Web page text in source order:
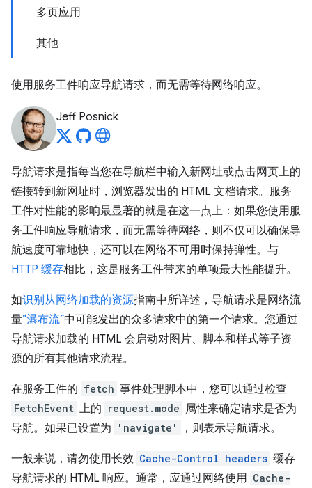
多页应用
其他
使用服务工件响应导航请求，而无需等待网络响应。
Jeff Posnick
导航请求是指每当您在导航栏中输入新网址或点击网页上的
链接转到新网址时，浏览器发出的 HTML 文档请求。服务
工件对性能的影响最显著的就是在这一点上：如果您使用服
务工件响应导航请求，而无需等待网络，则不仅可以确保导
航速度可靠地快，还可以在网络不可用时保持弹性。与
HTTP 缓存相比，这是服务工件带来的单项最大性能提升。
如识别从网络加载的资源指南中所详述，导航请求是网络流
量“瀑布流”中可能发出的众多请求中的第一个请求。您通过
导航请求加载的 HTML 会启动对图片、脚本和样式等子资
源的所有其他请求流程。
在服务工件的 fetch 事件处理脚本中，您可以通过检查
FetchEvent 上的 request.mode 属性来确定请求是否为
导航。如果已设置为
'navigate' ，则表示导航请求。
一般来说，请勿使用长效 Cache-Control headers 缓存
导航请求的 HTML 响应。通常，应通过网络使用 Cache-